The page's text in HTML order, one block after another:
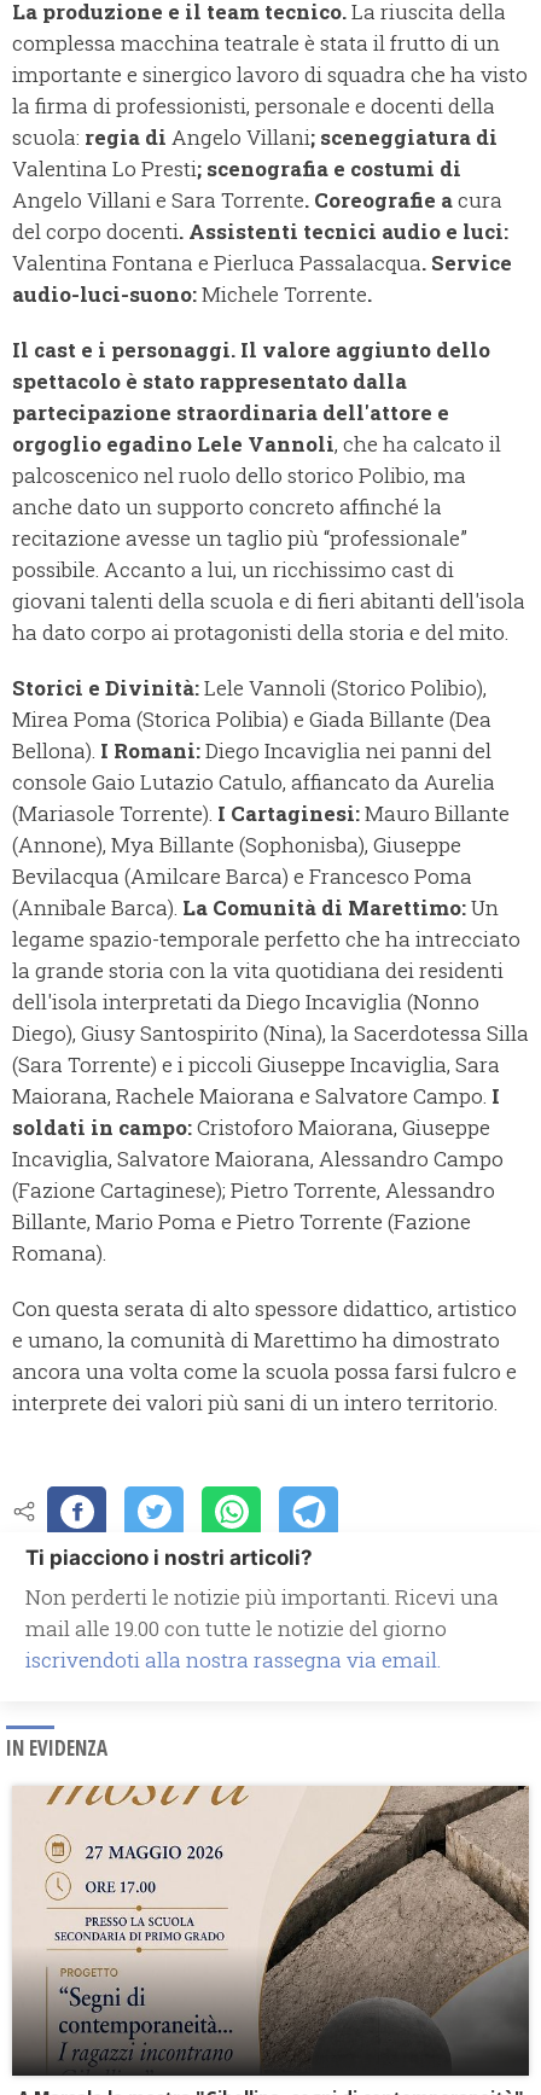
La produzione e il team tecnico.La riuscita della
complessa macchina teatrale è stata il frutto di un
importante e sinergico lavoro di squadra che ha visto
la firma di professionisti, personale e docenti della
scuola: regia di Angelo Villani; sceneggiatura di
Valentina Lo Presti; scenografia e costumi di
Angelo Villani e Sara Torrente. Coreografie acura
del corpo docenti. Assistenti tecnici audio e luci:
Valentina Fontana e Pierluca Passalacqua. Service
audio-luci-suono:Michele Torrente.
Il cast e i personaggi. Il valore aggiunto dello
spettacolo è stato rappresentato dalla
partecipazione straordinaria dell'attore e
orgoglio egadino Lele Vannoli, che ha calcato il
palcoscenico nel ruolo dello storico Polibio, ma
anche dato un supporto concreto affinché la
recitazione avesse un taglio più “professionale”
possibile. Accanto a lui, un ricchissimo cast di
giovani talenti della scuola e di fieri abitanti dell'isola
ha dato corpo ai protagonisti della storia e del mito.
Storici e Divinità:Lele Vannoli (Storico Polibio),
Mirea Poma (Storica Polibia) e Giada Billante (Dea
Bellona). I Romani:Diego Incaviglia nei panni del
console Gaio Lutazio Catulo, affiancato da Aurelia
(Mariasole Torrente). I Cartaginesi:Mauro Billante
(Annone), Mya Billante (Sophonisba), Giuseppe
Bevilacqua (Amilcare Barca) e Francesco Poma
(Annibale Barca). La Comunità di Marettimo:Un
legame spazio-temporale perfetto che ha intrecciato
la grande storia con la vita quotidiana dei residenti
dell'isola interpretati da Diego Incaviglia (Nonno
Diego), Giusy Santospirito (Nina), la Sacerdotessa Silla
(Sara Torrente) e i piccoli Giuseppe Incaviglia, Sara
Maiorana, Rachele Maiorana e Salvatore Campo. I
soldati in campo:Cristoforo Maiorana, Giuseppe
Incaviglia, Salvatore Maiorana, Alessandro Campo
(Fazione Cartaginese); Pietro Torrente, Alessandro
Billante, Mario Poma e Pietro Torrente (Fazione
Romana).
Con questa serata di alto spessore didattico, artistico
e umano, la comunità di Marettimo ha dimostrato
ancora una volta come la scuola possa farsi fulcro e
interprete dei valori più sani di un intero territorio.
Ti piacciono i nostri articoli?
Non perderti le notizie più importanti. Ricevi una
mail alle 19.00 con tutte le notizie del giorno
iscrivendoti alla nostra rassegna via email.
IN EVIDENZA